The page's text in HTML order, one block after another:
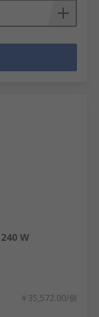
W
￥35,572.00/個